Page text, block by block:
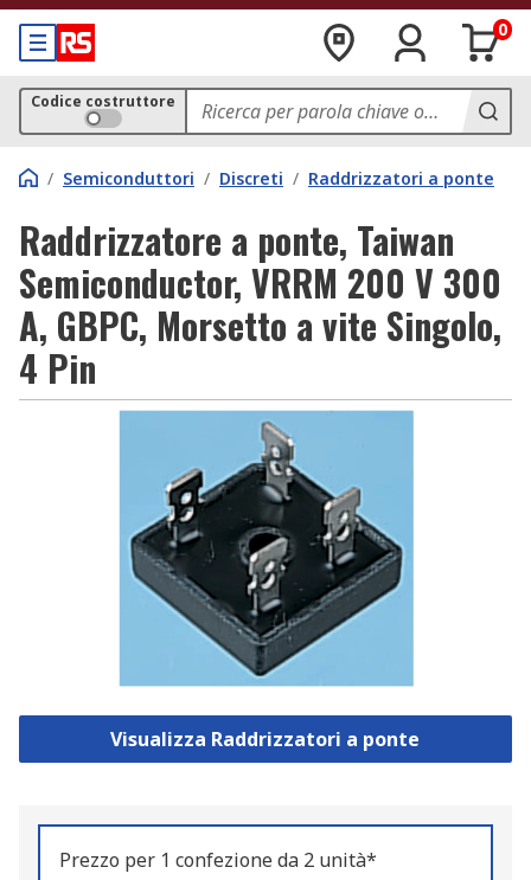
0
Codice costruttore
/ Semiconduttori / Discreti / Raddrizzatori a ponte
Raddrizzatore a ponte, Taiwan
Semiconductor, VRRM 200 V 300
A, GBPC, Morsetto a vite Singolo,
4 Pin
Visualizza Raddrizzatori a ponte
Prezzo per 1 confezione da 2 unità*